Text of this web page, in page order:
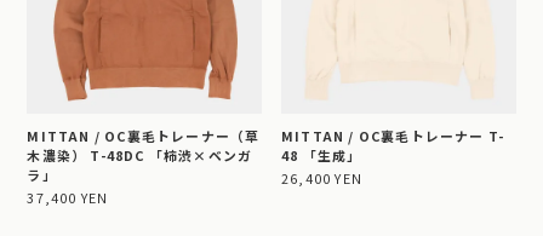
MITTAN / OC裏毛トレーナー（草
木濃染） T-48DC 「柿渋×ベンガ
ラ」
37,400 YEN
MITTAN / OC裏毛トレーナー T-
48 「生成」
26,400 YEN